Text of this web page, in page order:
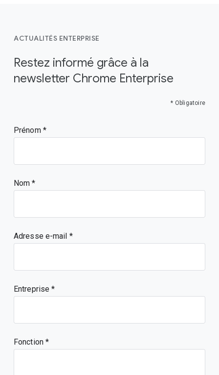
ACTUALITÉS ENTERPRISE
Restez informé grâce à la
newsletter Chrome Enterprise
* Obligatoire
Prénom
Nom
Adresse e-mail
Entreprise
Fonction